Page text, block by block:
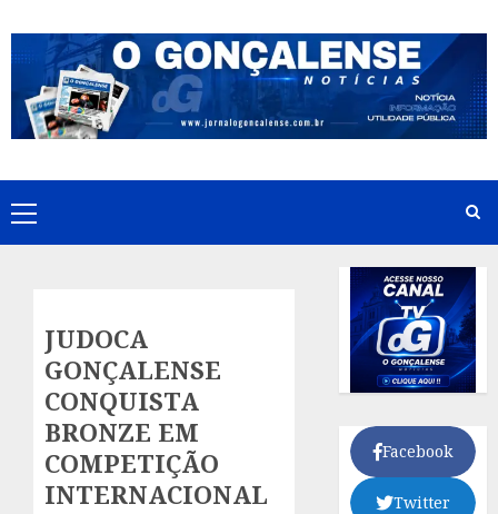
to
content
Primary
Menu
JUDOCA
GONÇALENSE
CONQUISTA
BRONZE EM
COMPETIÇÃO
INTERNACIONAL
Facebook
Twitter